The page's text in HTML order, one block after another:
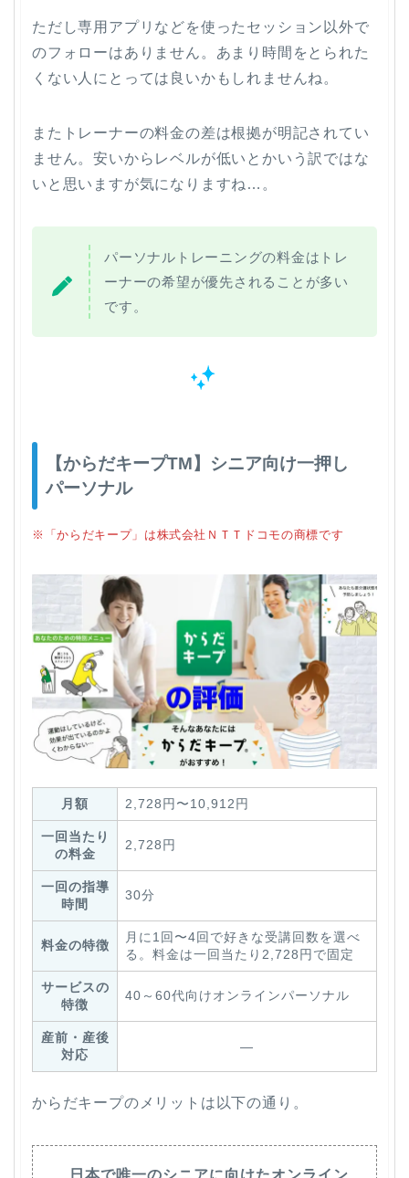
ただし専用アプリなどを使ったセッション以外で
のフォローはありません。あまり時間をとられた
くない人にとっては良いかもしれませんね。
またトレーナーの料金の差は根拠が明記されてい
ません。安いからレベルが低いとかいう訳ではな
いと思いますが気になりますね…。
パーソナルトレーニングの料金はトレ
ーナーの希望が優先されることが多い
です。
【からだキープTM】シニア向け一押し
パーソナル
※「からだキープ」は株式会社ＮＴＴドコモの商標です
月額 2,728円〜10,912円
一回当たり
の料金
2,728円
一回の指導
時間
30分
料金の特徴
月に1回〜4回で好きな受講回数を選べ
る。料金は一回当たり2,728円で固定
サービスの
特徴
40～60代向けオンラインパーソナル
産前・産後
対応
―
からだキープのメリットは以下の通り。
日本で唯一のシニアに向けたオンライン